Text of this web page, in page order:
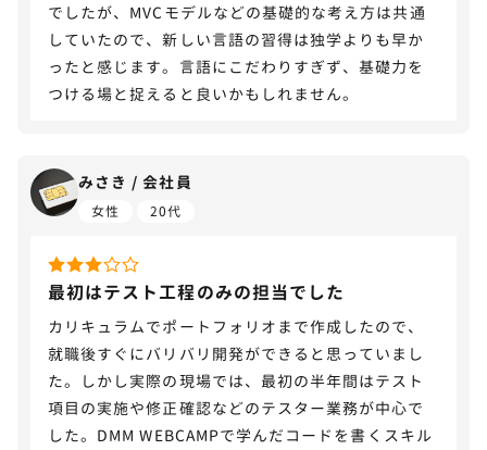
でしたが、MVCモデルなどの基礎的な考え方は共通
していたので、新しい言語の習得は独学よりも早か
ったと感じます。言語にこだわりすぎず、基礎力を
つける場と捉えると良いかもしれません。
みさき / 会社員
女性 20代
最初はテスト工程のみの担当でした
カリキュラムでポートフォリオまで作成したので、
就職後すぐにバリバリ開発ができると思っていまし
た。しかし実際の現場では、最初の半年間はテスト
項目の実施や修正確認などのテスター業務が中心で
した。DMM WEBCAMPで学んだコードを書くスキル